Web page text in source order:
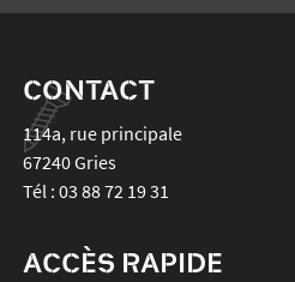
CONTACT
114a, rue principale
67240Gries
Tél : 03 88 72 19 31
ACCÈS RAPIDE